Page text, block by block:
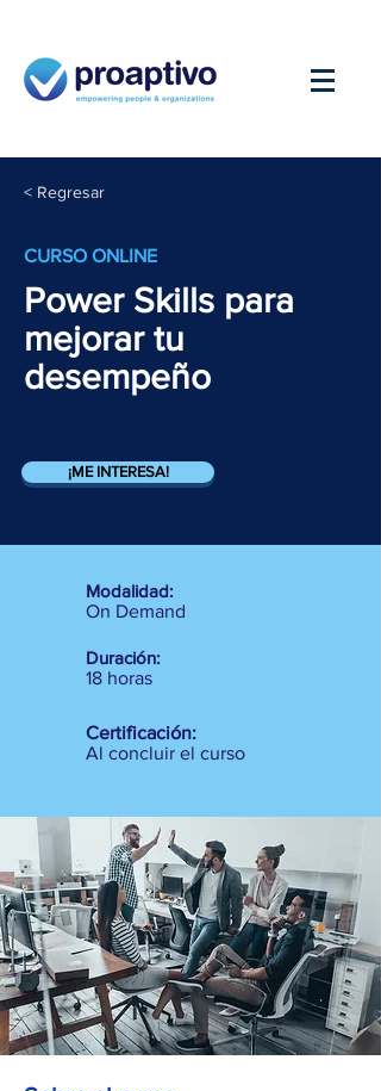
< Regresar
CURSO ONLINE
Power Skills para
mejorar tu
desempeño
¡ME INTERESA!
Modalidad:
On Demand
Duración:
18 horas
Certificación:
Al concluir el curso